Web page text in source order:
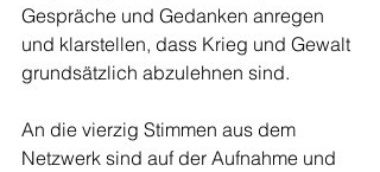
Gespräche und Gedanken anregen
und klarstellen, dass Krieg und Gewalt
grundsätzlich abzulehnen sind.
An die vierzig Stimmen aus dem
Netzwerk sind auf der Aufnahme und